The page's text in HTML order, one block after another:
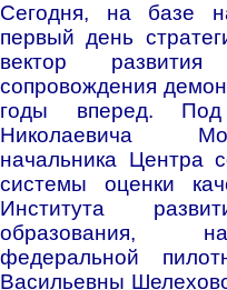
Сегодня, на базе
первый день
вектор развития
сопровождения
годы вперед.
Николаевича
начальника Центра
системы оценки
Института
образования,
федеральной
Васильевны